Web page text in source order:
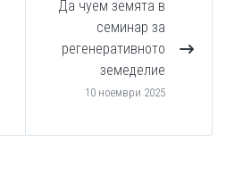
Да чуем земята в
семинар за
регенеративното
земеделие
10 ноември 2025